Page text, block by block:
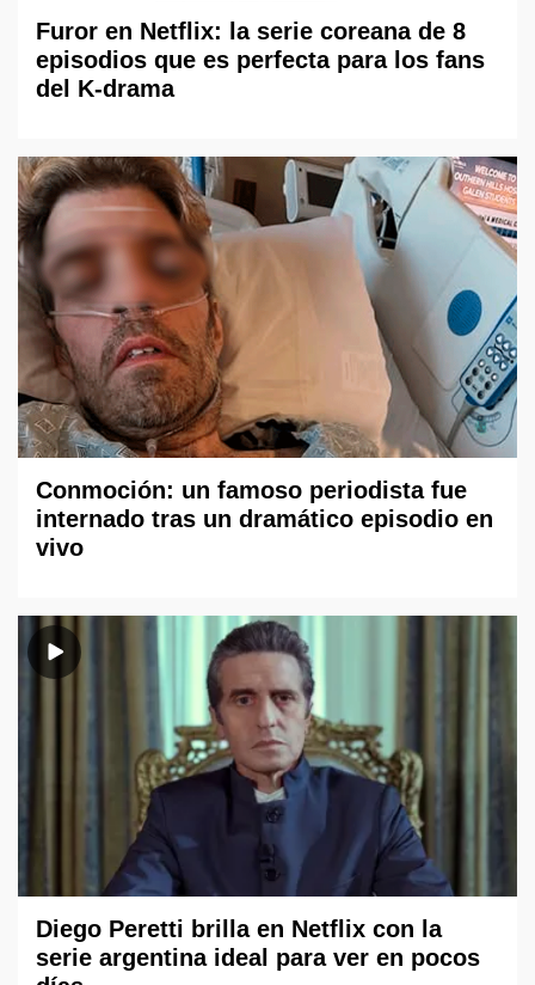
Furor en Netflix: la serie coreana de 8
episodios que es perfecta para los fans
del K-drama
Conmoción: un famoso periodista fue
internado tras un dramático episodio en
vivo
Diego Peretti brilla en Netflix con la
serie argentina ideal para ver en pocos